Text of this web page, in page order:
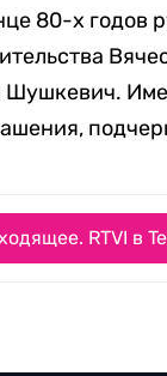
80-х годов
Шушкевич.
RTVI в